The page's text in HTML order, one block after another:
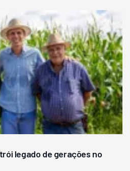
legado de gerações no